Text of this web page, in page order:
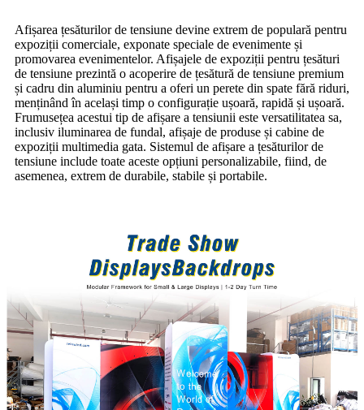
Afișarea țesăturilor de tensiune devine extrem de populară pentru
expoziții comerciale, exponate speciale de evenimente și
promovarea evenimentelor. Afișajele de expoziții pentru țesături
de tensiune prezintă o acoperire de țesătură de tensiune premium
și cadru din aluminiu pentru a oferi un perete din spate fără riduri,
menținând în același timp o configurație ușoară, rapidă și ușoară.
Frumusețea acestui tip de afișare a tensiunii este versatilitatea sa,
inclusiv iluminarea de fundal, afișaje de produse și cabine de
expoziții multimedia gata. Sistemul de afișare a țesăturilor de
tensiune include toate aceste opțiuni personalizabile, fiind, de
asemenea, extrem de durabile, stabile și portabile.